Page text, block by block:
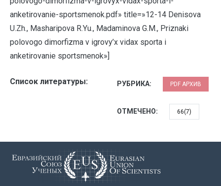
anketirovanie-sportsmenok.pdf» title=»12-14 Denisova
U.Zh., Masharipova R.Yu., Madaminova G.M., Priznaki
polovogo dimorfizma v igrovy’x vidax sporta i
anketirovanie sportsmenok»]
Список литературы: РУБРИКА: PDF АРХИВ
ОТМЕЧЕНО: 66(7)